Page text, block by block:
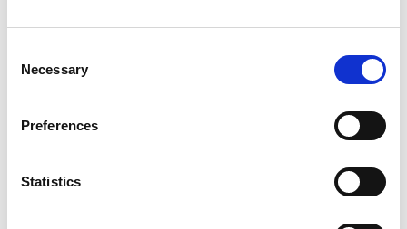
Selection
Necessary
Preferences
Statistics
由最了解我们产品的技术人员提供服务。这是获得快速、高效服务
的保障，同时也能从我们的技术人员那里获得最佳建议，技术人员